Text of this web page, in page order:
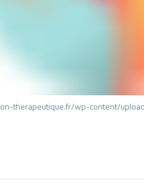
therapeutique.fr/wp-content/